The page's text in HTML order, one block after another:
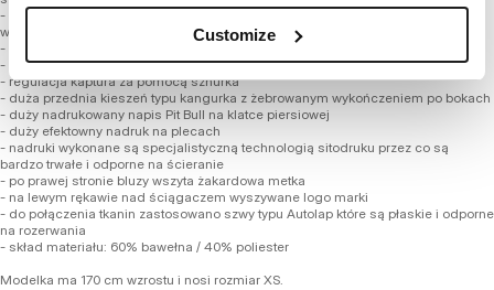
Customize
- dzięki zastosowaniu syntetycznych włókien bluza zachowuje swój fason po
wielu praniach
- żebrowane ściągacze na rękawach oraz u dołu bluzy
- od wewnętrznej strony kołnierza miękka lamówka chroniąca przed otarciami
- regulacja kaptura za pomocą sznurka
- duża przednia kieszeń typu kangurka z żebrowanym wykończeniem po bokach
- duży nadrukowany napis Pit Bull na klatce piersiowej
- duży efektowny nadruk na plecach
- nadruki wykonane są specjalistyczną technologią sitodruku przez co są
bardzo trwałe i odporne na ścieranie
- po prawej stronie bluzy wszyta żakardowa metka
- na lewym rękawie nad ściągaczem wyszywane logo marki
- do połączenia tkanin zastosowano szwy typu Autolap które są płaskie i odporne
na rozerwania
- skład materiału: 60% bawełna / 40% poliester
Modelka ma 170 cm wzrostu i nosi rozmiar XS.